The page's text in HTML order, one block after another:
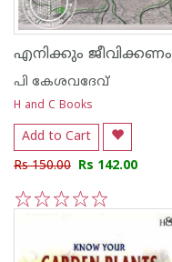
എനിക്കും ജീവിക്കണം
പി കേശവദേവ്‌
H and C Books
Add to Cart
Rs 150.00 Rs 142.00